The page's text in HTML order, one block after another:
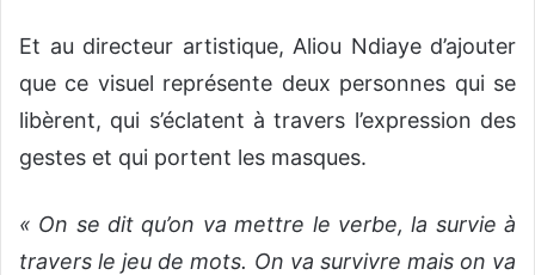
Et au directeur artistique, Aliou Ndiaye d’ajouter
que ce visuel représente deux personnes qui se
libèrent, qui s’éclatent à travers l’expression des
gestes et qui portent les masques.
« On se dit qu’on va mettre le verbe, la survie à
travers le jeu de mots. On va survivre mais on va